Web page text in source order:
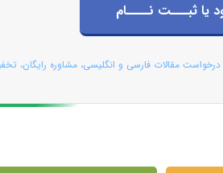
یا ثبـــت نــــام
مقالات فارسی و انگلیسی، مشاوره رایگان،